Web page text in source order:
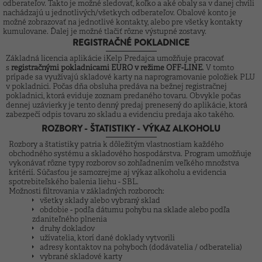
odberateľov. Takto je možné sledovať, koľko a aké obaly sa v danej chvíli
nachádzajú u jednotlivých/všetkych odberateľov. Obalové konto je
možné zobrazovať na jednotlivé kontakty, alebo pre všetky kontakty
kumulovane. Ďalej je možné tlačiť rôzne výstupné zostavy.
REGISTRAČNÉ POKLADNICE
Základná licencia aplikácie iKelp Predajca umožňuje pracovať
s registračnými pokladnicami EURO v režime OFF-LINE. V tomto
prípade sa využívajú skladové karty na naprogramovanie položiek PLU
v pokladnici. Počas dňa obsluha predáva na bežnej registračnej
pokladnici, ktorá eviduje zoznam predaného tovaru. Obvykle počas
dennej uzávierky je tento denný predaj prenesený do aplikácie, ktorá
zabezpečí odpis tovaru zo skladu a evidenciu predaja ako takého.
ROZBORY - ŠTATISTIKY - VÝKAZ ALKOHOLU
Rozbory a štatistiky patria k dôležitým vlastnostiam každého
obchodného systému a skladového hospodárstva. Program umožňuje
vykonávať rôzne typy rozborov so zohľadnením veľkého množstva
kritérií. Súčasťou je samozrejme aj výkaz alkoholu a evidencia
spotrebiteľského balenia liehu - SBL.
Možnosti filtrovania v základných rozboroch:
všetky sklady alebo vybraný sklad
obdobie - podľa dátumu pohybu na sklade alebo podľa
zdaniteľného plnenia
druhy dokladov
užívatelia, ktorí dané doklady vytvorili
adresy kontaktov na pohyboch (dodávatelia / odberatelia)
vybrané skladové karty